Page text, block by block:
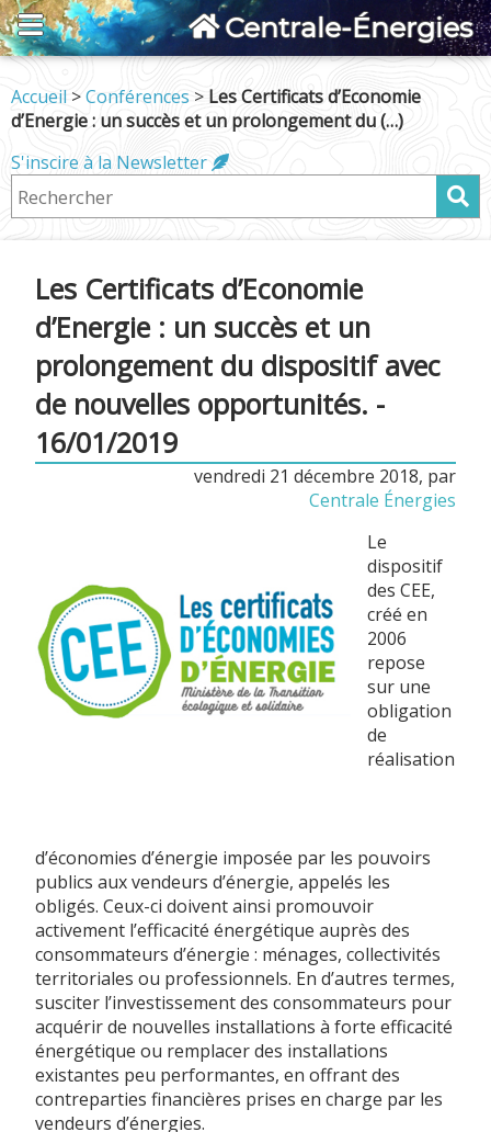
Centrale-Énergies
Accueil >Conférences > Les Certificats d’Economie
d’Energie : un succès et un prolongement du (…)
S'inscire à la Newsletter
Les Certificats d’Economie
d’Energie : un succès et un
prolongement du dispositif avec
de nouvelles opportunités. -
16/01/2019
vendredi 21 décembre 2018, par
Centrale Énergies
Le
dispositif
des CEE,
créé en
2006
repose
sur une
obligation
de
réalisation
d’économies d’énergie imposée par les pouvoirs
publics aux vendeurs d’énergie, appelés les
obligés. Ceux-ci doivent ainsi promouvoir
activement l’efficacité énergétique auprès des
consommateurs d’énergie : ménages, collectivités
territoriales ou professionnels. En d’autres termes,
susciter l’investissement des consommateurs pour
acquérir de nouvelles installations à forte efficacité
énergétique ou remplacer des installations
existantes peu performantes, en offrant des
contreparties financières prises en charge par les
vendeurs d’énergies.